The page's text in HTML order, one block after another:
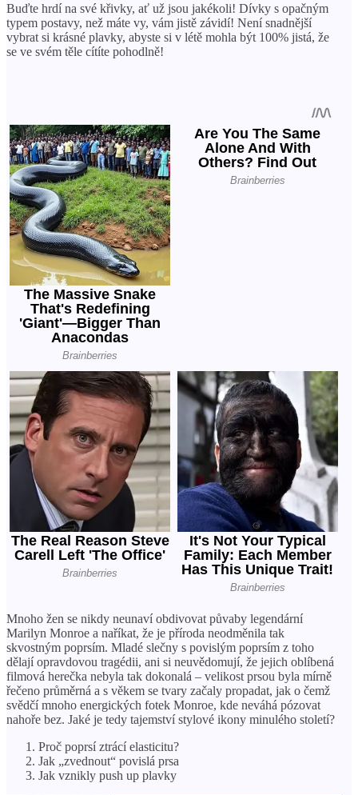
Buďte hrdí na své křivky, ať už jsou jakékoli! Dívky s opačným
typem postavy, než máte vy, vám jistě závidí! Není snadnější
vybrat si krásné plavky, abyste si v létě mohla být 100% jistá, že
se ve svém těle cítíte pohodlně!
Mnoho žen se nikdy neunaví obdivovat půvaby legendární
Marilyn Monroe a naříkat, že je příroda neodměnila tak
skvostným poprsím. Mladé slečny s povislým poprsím z toho
dělají opravdovou tragédii, ani si neuvědomují, že jejich oblíbená
filmová herečka nebyla tak dokonalá – velikost prsou byla mírně
řečeno průměrná a s věkem se tvary začaly propadat, jak o čemž
svědčí mnoho energických fotek Monroe, kde neváhá pózovat
nahoře bez. Jaké je tedy tajemství stylové ikony minulého století?
Proč poprsí ztrácí elasticitu?
Jak „zvednout“ povislá prsa
Jak vznikly push up plavky